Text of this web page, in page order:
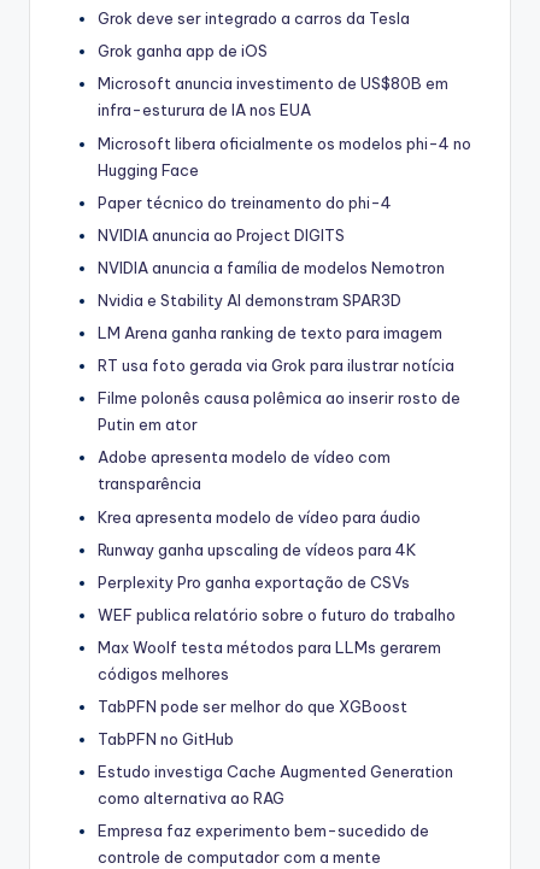
Grok deve ser integrado a carros da Tesla
Grok ganha app de iOS
Microsoft anuncia investimento de US$80B em
infra-esturura de IA nos EUA
Microsoft libera oficialmente os modelos phi-4 no
Hugging Face
Paper técnico do treinamento do phi-4
NVIDIA anuncia ao Project DIGITS
NVIDIA anuncia a família de modelos Nemotron
Nvidia e Stability AI demonstram SPAR3D
LM Arena ganha ranking de texto para imagem
RT usa foto gerada via Grok para ilustrar notícia
Filme polonês causa polêmica ao inserir rosto de
Putin em ator
Adobe apresenta modelo de vídeo com
transparência
Krea apresenta modelo de vídeo para áudio
Runway ganha upscaling de vídeos para 4K
Perplexity Pro ganha exportação de CSVs
WEF publica relatório sobre o futuro do trabalho
Max Woolf testa métodos para LLMs gerarem
códigos melhores
TabPFN pode ser melhor do que XGBoost
TabPFN no GitHub
Estudo investiga Cache Augmented Generation
como alternativa ao RAG
Empresa faz experimento bem-sucedido de
controle de computador com a mente